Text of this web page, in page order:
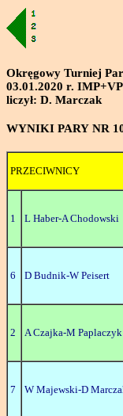
Okręgowy Turniej
03.01.2020 r. IMP+VP
liczył: D. Marczak
WYNIKI PARY NR
PRZECIWNICY
1 L Haber-A Chodowski
6 D Budnik-W Peisert
2 A Czajka-M Paplaczyk
7 W Majewski-D